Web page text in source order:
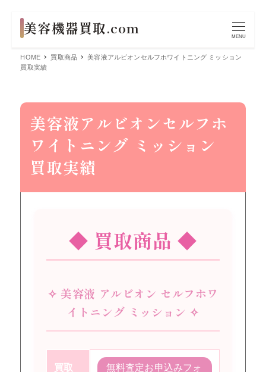
MENU
HOME 買取商品
美容液アルビオンセルフホワイトニング ミッション
買取実績
美容液アルビオンセルフホ
ワイトニング ミッション
買取実績
◆ 買取商品 ◆
✧ 美容液 アルビオン セルフホワ
イトニング ミッション ✧
買取
無料査定お申込みフォ